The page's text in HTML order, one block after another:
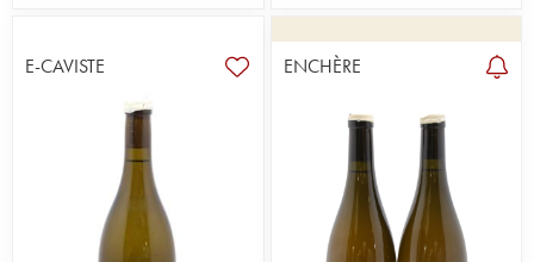
E-CAVISTE ENCHÈRE